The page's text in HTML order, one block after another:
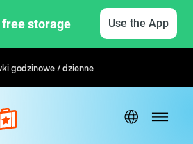
storage Use the App
godzinowe / dzienne